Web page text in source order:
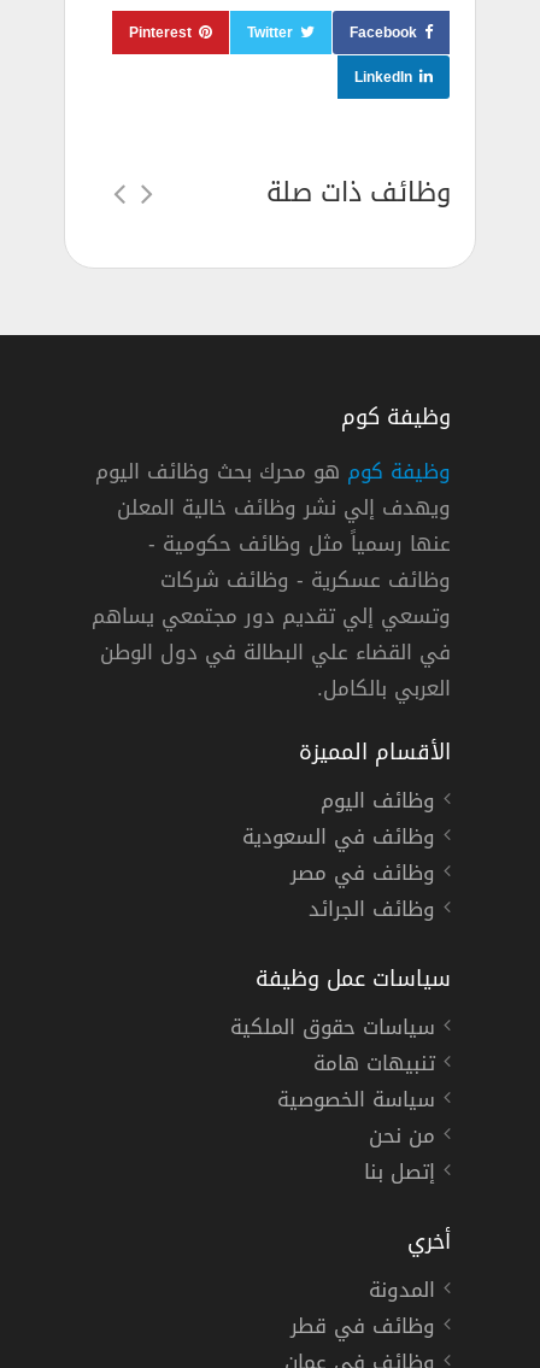
Facebook
Twitter
Pinterest
LinkedIn
وظائف ذات صلة
دوام كامل
وظيفة كوم
وظيفة كوم هو محرك بحث وظائف اليوم
ويهدف إلي نشر وظائف خالية المعلن
عنها رسمياً مثل وظائف حكومية -
وظائف عسكرية - وظائف شركات
وتسعي إلي تقديم دور مجتمعي يساهم
في القضاء علي البطالة في دول الوطن
العربي بالكامل.
الأقسام المميزة
وظائف اليوم
وظائف في السعودية
وظائف في مصر
وظائف الجرائد
سياسات عمل وظيفة
سياسات حقوق الملكية
تنبيهات هامة
سياسة الخصوصية
من نحن
إتصل بنا
أخري
المدونة
وظائف في قطر